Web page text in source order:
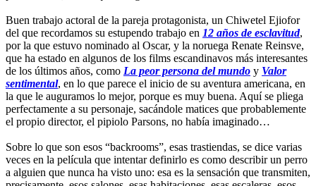
Buen trabajo actoral de la pareja protagonista, un Chiwetel Ejiofor
del que recordamos su estupendo trabajo en 12 años de esclavitud,
por la que estuvo nominado al Oscar, y la noruega Renate Reinsve,
que ha estado en algunos de los films escandinavos más interesantes
de los últimos años, como La peor persona del mundo y Valor
sentimental, en lo que parece el inicio de su aventura americana, en
la que le auguramos lo mejor, porque es muy buena. Aquí se pliega
perfectamente a su personaje, sacándole matices que probablemente
el propio director, el pipiolo Parsons, no había imaginado…
Sobre lo que son esos “backrooms”, esas trastiendas, se dice varias
veces en la película que intentar definirlo es como describir un perro
a alguien que nunca ha visto uno: esa es la sensación que transmiten,